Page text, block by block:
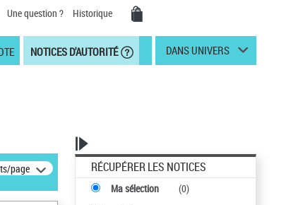
Une question ? Historique
NOTICES D'AUTORITÉ DANS UNIVERS
page RÉCUPÉRER LES NOTICES
Ma sélection (0)